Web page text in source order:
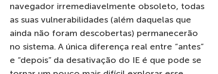
navegador irremediavelmente obsoleto, todas
as suas vulnerabilidades (além daquelas que
ainda não foram descobertas) permanecerão
no sistema. A única diferença real entre “antes”
e “depois” da desativação do IE é que pode se